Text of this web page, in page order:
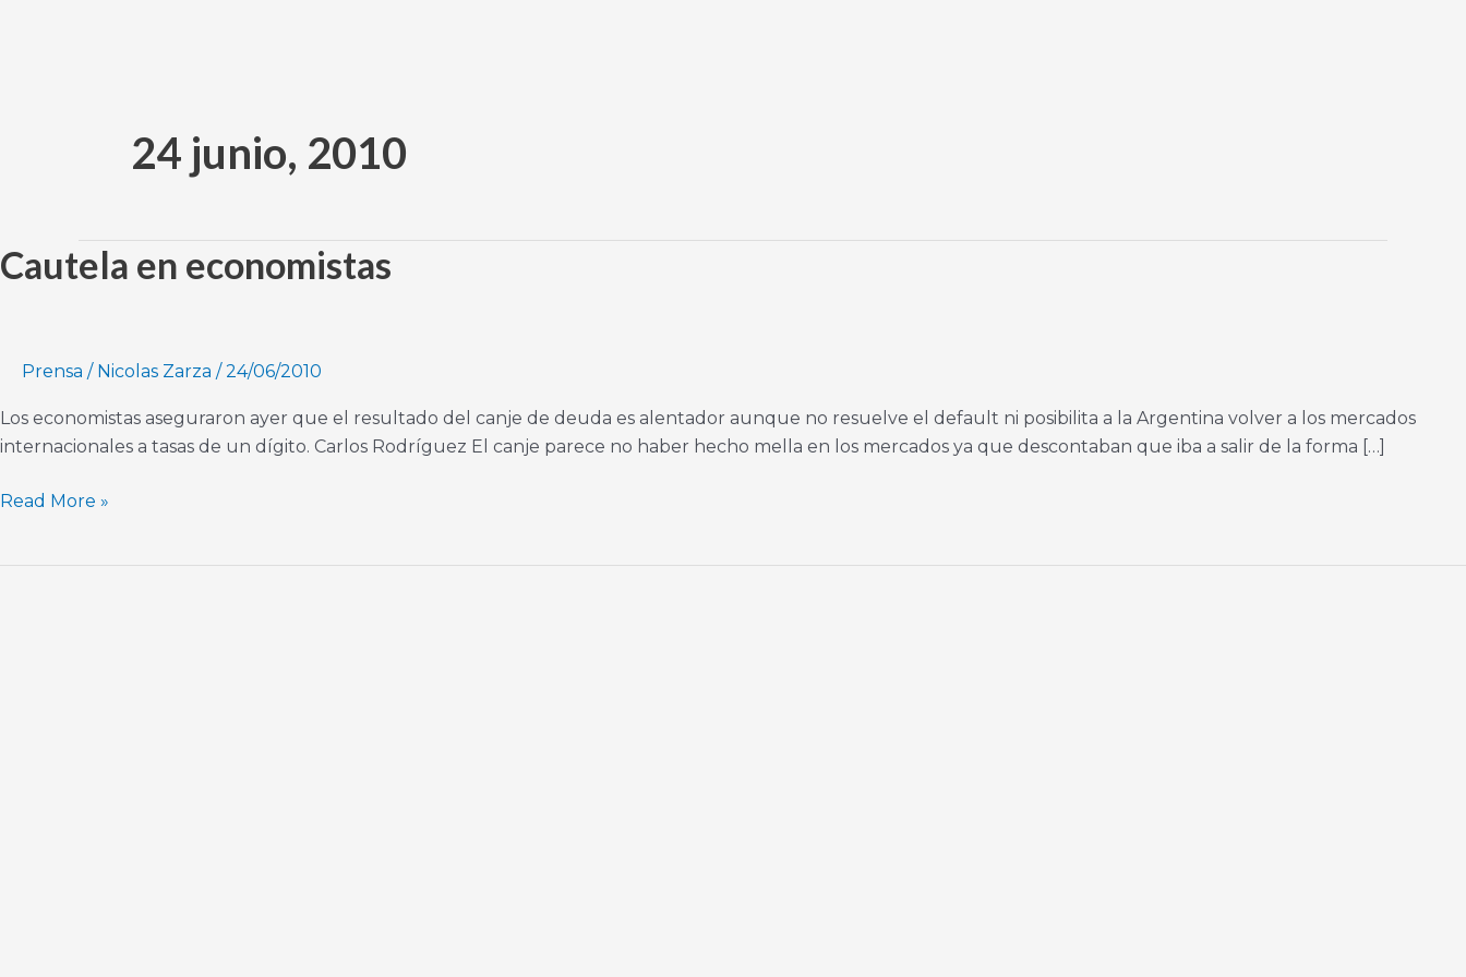
24 junio, 2010
Cautela en economistas
Prensa / Nicolas Zarza /24/06/2010
Los economistas aseguraron ayer que el resultado del canje de deuda es alentador aunque no resuelve el default ni posibilita a la Argentina volver a los mercados
internacionales a tasas de un dígito. Carlos Rodríguez El canje parece no haber hecho mella en los mercados ya que descontaban que iba a salir de la forma […]
Cautela
en
Read More »